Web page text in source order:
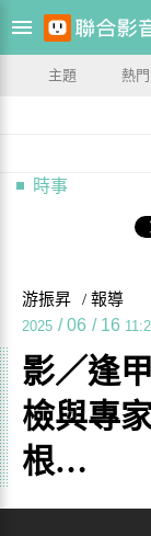
主題 熱門
時事
游振昇 / 報導
2025 / 06 / 16
影／逢
檢與專
根…